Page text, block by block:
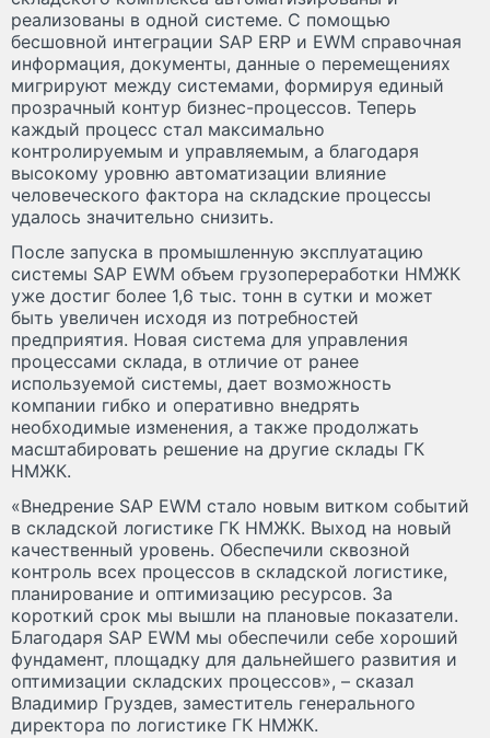
реализованы в одной системе. С помощью
бесшовной интеграции SAP ERP и EWM справочная
информация, документы, данные о перемещениях
мигрируют между системами, формируя единый
прозрачный контур бизнес-процессов. Теперь
каждый процесс стал максимально
контролируемым и управляемым, а благодаря
высокому уровню автоматизации влияние
человеческого фактора на складские процессы
удалось значительно снизить.
После запуска в промышленную эксплуатацию
системы SAP EWM объем грузопереработки НМЖК
уже достиг более 1,6 тыс. тонн в сутки и может
быть увеличен исходя из потребностей
предприятия. Новая система для управления
процессами склада, в отличие от ранее
используемой системы, дает возможность
компании гибко и оперативно внедрять
необходимые изменения, а также продолжать
масштабировать решение на другие склады ГК
НМЖК.
«Внедрение SAP EWM стало новым витком событий
в складской логистике ГК НМЖК. Выход на новый
качественный уровень. Обеспечили сквозной
контроль всех процессов в складской логистике,
планирование и оптимизацию ресурсов. За
короткий срок мы вышли на плановые показатели.
Благодаря SAP EWM мы обеспечили себе хороший
фундамент, площадку для дальнейшего развития и
оптимизации складских процессов», – сказал
Владимир Груздев, заместитель генерального
директора по логистике ГК НМЖК.